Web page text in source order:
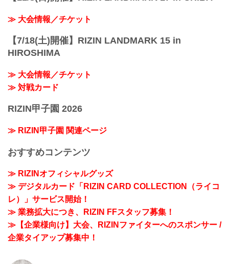
≫ 大会情報／チケット
【7/18(土)開催】RIZIN LANDMARK 15 in
HIROSHIMA
≫ 大会情報／チケット
≫ 対戦カード
RIZIN甲子園 2026
≫ RIZIN甲子園 関連ページ
おすすめコンテンツ
≫ RIZINオフィシャルグッズ
≫ デジタルカード「RIZIN CARD COLLECTION（ライコ
レ）」サービス開始！
≫ 業務拡大につき、RIZIN FFスタッフ募集！
≫【企業様向け】大会、RIZINファイターへのスポンサー /
企業タイアップ募集中！